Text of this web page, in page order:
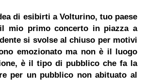
di esibirti a Volturino, tuo paese
mio primo concerto in piazza a
si svolse al chiuso per motivi
emozionato ma non è il luogo
è il tipo di pubblico che fa la
per un pubblico non abituato al